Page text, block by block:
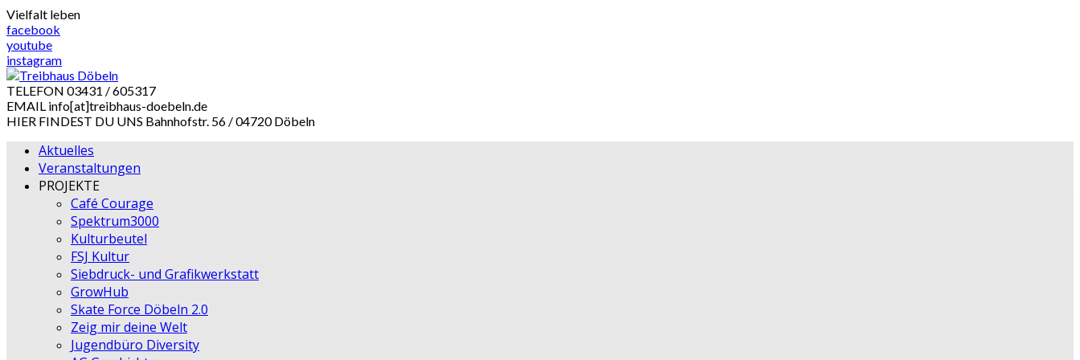
Skip
to
content
Vielfalt leben
facebook
youtube
instagram
TELEFON 03431 / 605317
EMAIL info[at]treibhaus-doebeln.de
HIER FINDEST DU UNS Bahnhofstr. 56 / 04720 Döbeln
Aktuelles
Veranstaltungen
PROJEKTE
Café Courage
Spektrum3000
Kulturbeutel
FSJ Kultur
Siebdruck- und Grafikwerkstatt
GrowHub
Skate Force Döbeln 2.0
Zeig mir deine Welt
Jugendbüro Diversity